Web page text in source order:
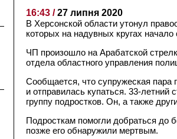
16:43 /27 липня 2020
В Херсонской области утонул
которых на надувных кругах начало
ЧП произошло на Арабатской
отдела областного управления
Сообщается, что супружеская пара
и отправилась купаться. 33-летний
группу подростков. Он, а также
Подросткам помогли добраться до
позже его обнаружили мертвым.